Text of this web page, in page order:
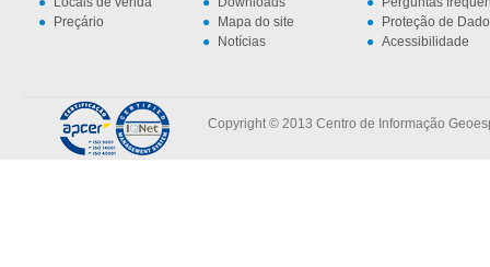
Preçário
Mapa do site
Notícias
Proteção de
Acessibilidade
Copyright © 2013 Centro de Informação